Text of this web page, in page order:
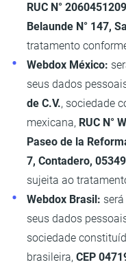
RUC N°
Belaunde N° 147,
tratamento
Webdox México:
seus dados
de C.V., sociedade
mexicana, RUC N°
Paseo de la
7, Contadero,
sujeita ao
Webdox Brasil:
seus dados
sociedade
brasileira,CEP